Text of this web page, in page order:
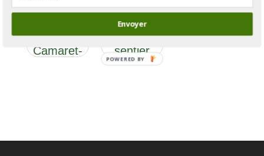
section 10
Trégana à
Camaret-
la
Bretagne
par le
sentier
des
Envoyer
POWERED BY